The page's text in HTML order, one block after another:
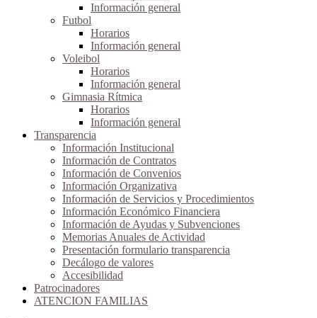
Información general
Futbol
Horarios
Información general
Voleibol
Horarios
Información general
Gimnasia Rítmica
Horarios
Información general
Transparencia
Información Institucional
Información de Contratos
Información de Convenios
Información Organizativa
Información de Servicios y Procedimientos
Información Económico Financiera
Información de Ayudas y Subvenciones
Memorias Anuales de Actividad
Presentación formulario transparencia
Decálogo de valores
Accesibilidad
Patrocinadores
ATENCION FAMILIAS